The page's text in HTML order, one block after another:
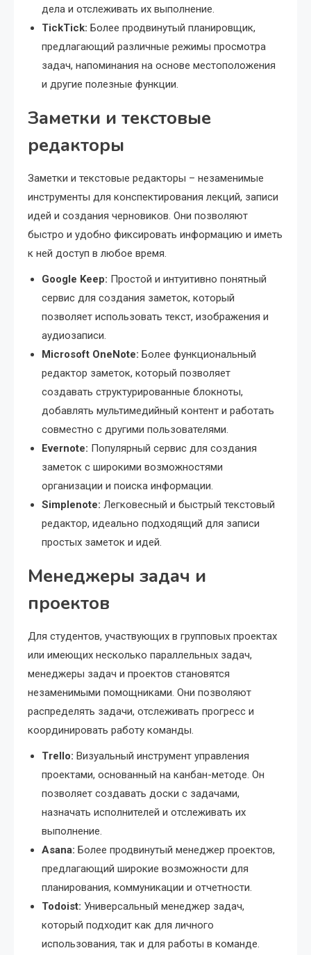
дела и отслеживать их выполнение.
TickTick: Более продвинутый планировщик,
предлагающий различные режимы просмотра
задач, напоминания на основе местоположения
и другие полезные функции.
Заметки и текстовые
редакторы
Заметки и текстовые редакторы – незаменимые
инструменты для конспектирования лекций, записи
идей и создания черновиков. Они позволяют
быстро и удобно фиксировать информацию и иметь
к ней доступ в любое время.
Google Keep: Простой и интуитивно понятный
сервис для создания заметок, который
позволяет использовать текст, изображения и
аудиозаписи.
Microsoft OneNote: Более функциональный
редактор заметок, который позволяет
создавать структурированные блокноты,
добавлять мультимедийный контент и работать
совместно с другими пользователями.
Evernote: Популярный сервис для создания
заметок с широкими возможностями
организации и поиска информации.
Simplenote: Легковесный и быстрый текстовый
редактор, идеально подходящий для записи
простых заметок и идей.
Менеджеры задач и
проектов
Для студентов, участвующих в групповых проектах
или имеющих несколько параллельных задач,
менеджеры задач и проектов становятся
незаменимыми помощниками. Они позволяют
распределять задачи, отслеживать прогресс и
координировать работу команды.
Trello: Визуальный инструмент управления
проектами, основанный на канбан-методе. Он
позволяет создавать доски с задачами,
назначать исполнителей и отслеживать их
выполнение.
Asana: Более продвинутый менеджер проектов,
предлагающий широкие возможности для
планирования, коммуникации и отчетности.
Todoist: Универсальный менеджер задач,
который подходит как для личного
использования, так и для работы в команде.